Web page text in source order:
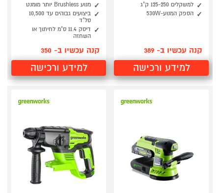
למשקלים 125-250 ק"ג
הספק המנוע-530W
קנה עכשיו ב- 389
למידע ורכישה
מנוע Brushless יותר מומנט
ביצועים גבוהים עד 10,500
סל"ד
דיסק 11.4 ס"מ לחיתוך או
השחזה
קנה עכשיו ב- 350
למידע ורכישה